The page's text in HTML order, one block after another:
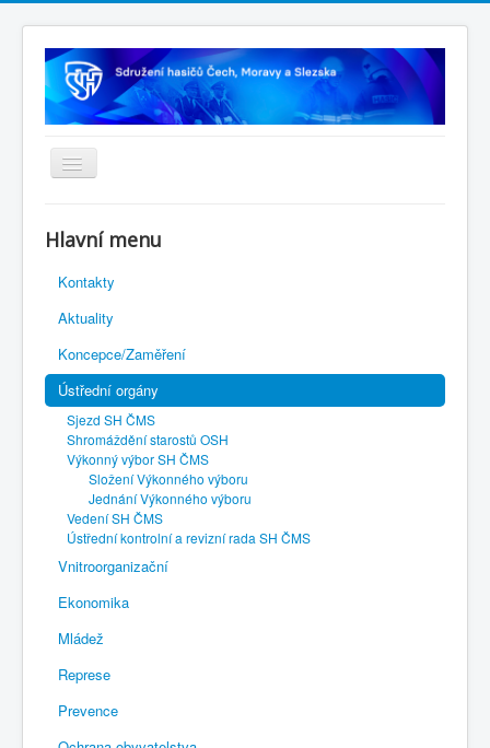
Rejstřík sportu
Novelizace Stanov SH ČMS
Plán činnosti 2026
Kalendář akcí
Výhody pro členy
Portál REDENOX
Hlavní menu
Kontakty
Aktuality
Koncepce/Zaměření
Ústřední orgány
Sjezd SH ČMS
Shromáždění starostů OSH
Výkonný výbor SH ČMS
Složení Výkonného výboru
Jednání Výkonného výboru
Vedení SH ČMS
Ústřední kontrolní a revizní rada SH ČMS
Vnitroorganizační
Ekonomika
Mládež
Represe
Prevence